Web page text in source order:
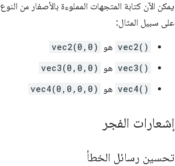
يمكن الآن كتابة المتجهات المملوءة بالأصفار من النوع
على سبيل المثال:
vec2() هو
vec2(0,0)
vec3() هو
vec3(0,0,0)
vec4() هو vec4(0,0,0,0)
إشعارات الفجر
تحسين رسائل الخطأ